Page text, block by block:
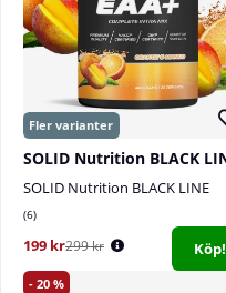
SOLID Nutrition BLACK LINE
6
199 kr299 kr Köp!
20